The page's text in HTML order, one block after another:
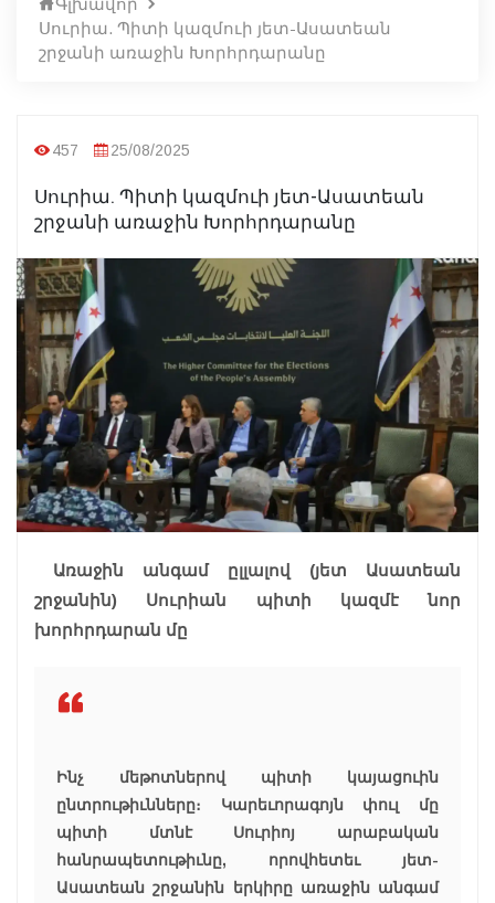
Սուրիա. Պիտի կազմուի յետ-Ասատեան
շրջանի առաջին Խորհրդարանը
457 25/08/2025
Սուրիա. Պիտի կազմուի յետ-Ասատեան
շրջանի առաջին Խորհրդարանը
Առաջին անգամ ըլլալով (յետ Ասատեան
շրջանին) Սուրիան պիտի կազմէ նոր
խորհրդարան մը
Ինչ մեթոտներով պիտի կայացուին
ընտրութիւնները։ Կարեւորագոյն փուլ մը
պիտի մտնէ Սուրիոյ արաբական
հանրապետութիւնը, որովհետեւ յետ-
Ասատեան շրջանին երկիրը առաջին անգամ